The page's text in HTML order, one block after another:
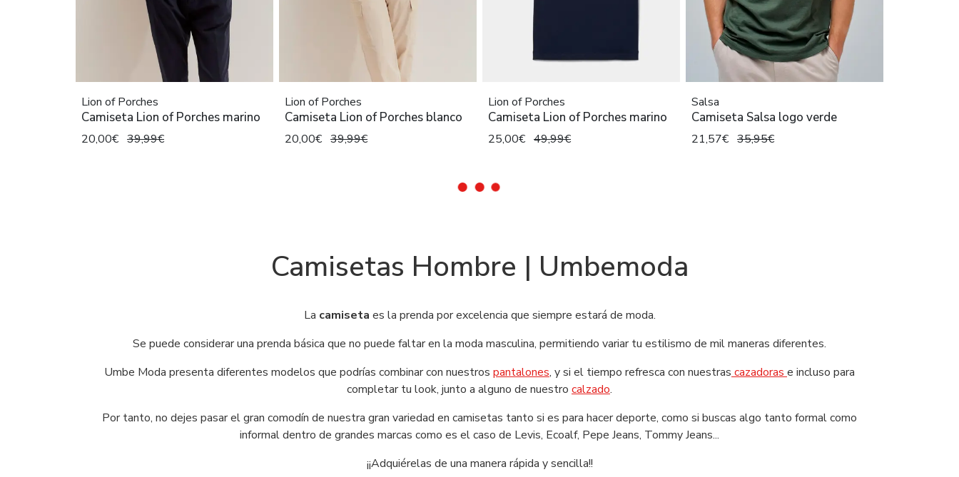
Lion of Porches
Camiseta Lion of Porches marino
20,00€ 39,99€
Lion of Porches
Camiseta Lion of Porches blanco
20,00€ 39,99€
Lion of Porches
Camiseta Lion of Porches marino
25,00€ 49,99€
Salsa
Camiseta Salsa logo verde
21,57€ 35,95€
Camisetas Hombre | Umbemoda
La camiseta es la prenda por excelencia que siempre estará de moda.
Se puede considerar una prenda básica que no puede faltar en la moda masculina, permitiendo variar tu estilismo de mil maneras diferentes.
Umbe Moda presenta diferentes modelos que podrías combinar con nuestros pantalones, y si el tiempo refresca con nuestras cazadoras e incluso para
completar tu look, junto a alguno de nuestro calzado.
Por tanto, no dejes pasar el gran comodín de nuestra gran variedad en camisetas tanto si es para hacer deporte, como si buscas algo tanto formal como
informal dentro de grandes marcas como es el caso de Levis, Ecoalf, Pepe Jeans, Tommy Jeans...
¡¡Adquiérelas de una manera rápida y sencilla!!